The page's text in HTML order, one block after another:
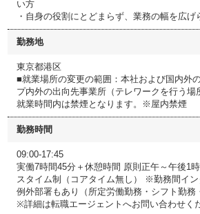
い方
・自身の役割にとどまらず、業務の幅を広げ
勤務地
東京都港区
■就業場所の変更の範囲：本社および国内外
プ内外の出向先事業所（テレワークを行う場
就業時間内は禁煙となります。※屋内禁煙
勤務時間
09:00-17:45
実働7時間45分＋休憩時間 原則正午～午後1
スタイム制（コアタイム無し） ※勤務間イ
例外部署もあり（所定労働勤務・シフト勤務
※詳細は転職エージェントへお問い合わせく